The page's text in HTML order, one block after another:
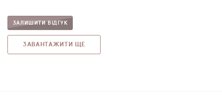
ЗАЛИШИТИ ВІДГУК
ЗАВАНТАЖИТИ ЩЕ